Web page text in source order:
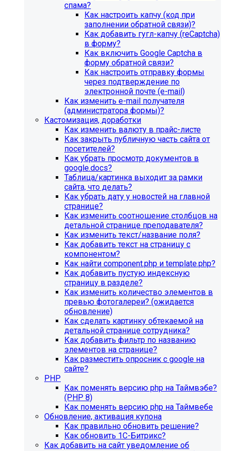
спама?
Как настроить капчу (код при
заполнении обратной связи)?
Как добавить гугл-капчу (reCaptcha)
в форму?
Как включить Google Captcha в
форму обратной связи?
Как настроить отправку формы
через подтверждение по
электронной почте (e-mail)
Как изменить e-mail получателя
(администратора формы)?
Кастомизация, доработки
Как изменить валюту в прайс-листе
Как закрыть публичную часть сайта от
посетителей?
Как убрать просмотр документов в
google.docs?
Таблица/картинка выходит за рамки
сайта, что делать?
Как убрать дату у новостей на главной
странице?
Как изменить соотношение столбцов на
детальной странице преподавателя?
Как изменить текст/название поля?
Как добавить текст на страницу с
компонентом?
Как найти component.php и template.php?
Как добавить пустую индексную
страницу в разделе?
Как изменить количество элементов в
превью фотогалереи? (ожидается
обновление)
Как сделать картинку обтекаемой на
детальной странице сотрудника?
Как добавить фильтр по названию
элементов на странице?
Как разместить опросник с google на
сайте?
PHP
Как поменять версию php на Таймвэбе?
(PHP 8)
Как поменять версию php на Таймвебе
Обновление, активация купона
Как правильно обновить решение?
Как обновить 1С-Битрикс?
Как добавить на сайт уведомление об